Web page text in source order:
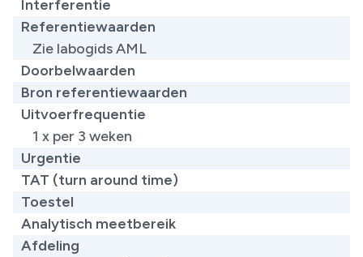
Interferentie
Referentiewaarden
​Zie labogids AML
Doorbelwaarden
Bron referentiewaarden
Uitvoerfrequentie
1 x per 3 weken
Urgentie
TAT (turn around time)
Toestel
Analytisch meetbereik
Afdeling